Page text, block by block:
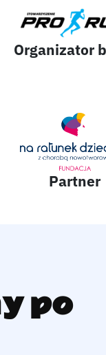
Organizator
Partner
po